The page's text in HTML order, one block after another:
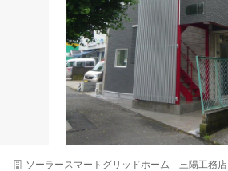
ソーラースマートグリッドホーム 三陽工務店